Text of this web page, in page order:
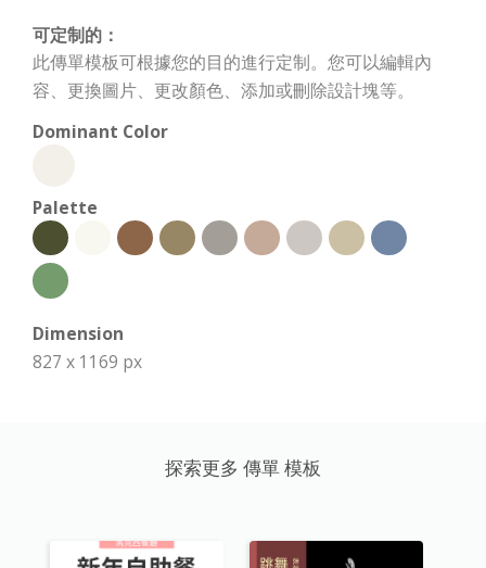
可定制的：
此傳單模板可根據您的目的進行定制。您可以編輯內
容、更換圖片、更改顏色、添加或刪除設計塊等。
Dominant Color
Palette
Dimension
827 x 1169 px
探索更多 傳單 模板